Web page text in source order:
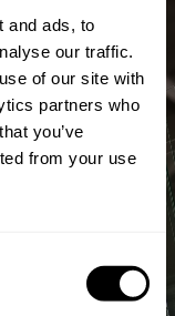
and ads, to
our traffic.
of our site with
partners who
you’ve
from your use
im
und